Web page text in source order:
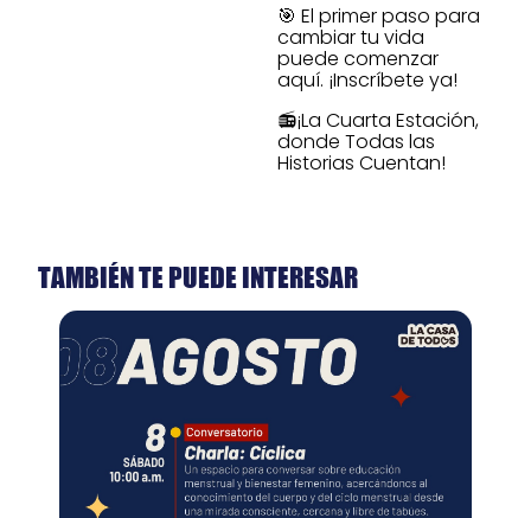
🎯 El primer paso para
cambiar tu vida
puede comenzar
aquí. ¡Inscríbete ya!
📻¡La Cuarta Estación,
donde Todas las
Historias Cuentan!
TAMBIÉN TE PUEDE INTERESAR